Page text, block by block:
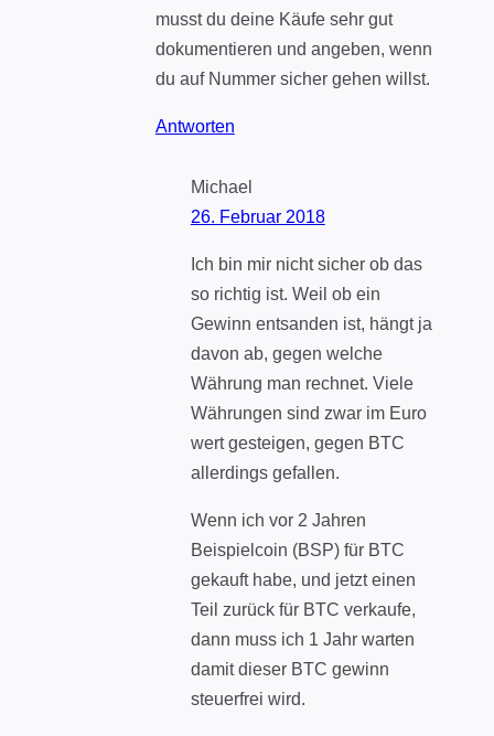
musst du deine Käufe sehr gut
dokumentieren und angeben, wenn
du auf Nummer sicher gehen willst.
Antworten
Michael
26. Februar 2018
Ich bin mir nicht sicher ob das
so richtig ist. Weil ob ein
Gewinn entsanden ist, hängt ja
davon ab, gegen welche
Währung man rechnet. Viele
Währungen sind zwar im Euro
wert gesteigen, gegen BTC
allerdings gefallen.
Wenn ich vor 2 Jahren
Beispielcoin (BSP) für BTC
gekauft habe, und jetzt einen
Teil zurück für BTC verkaufe,
dann muss ich 1 Jahr warten
damit dieser BTC gewinn
steuerfrei wird.